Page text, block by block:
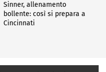
Sinner, allenamento
bollente: così si prepara a
Cincinnati